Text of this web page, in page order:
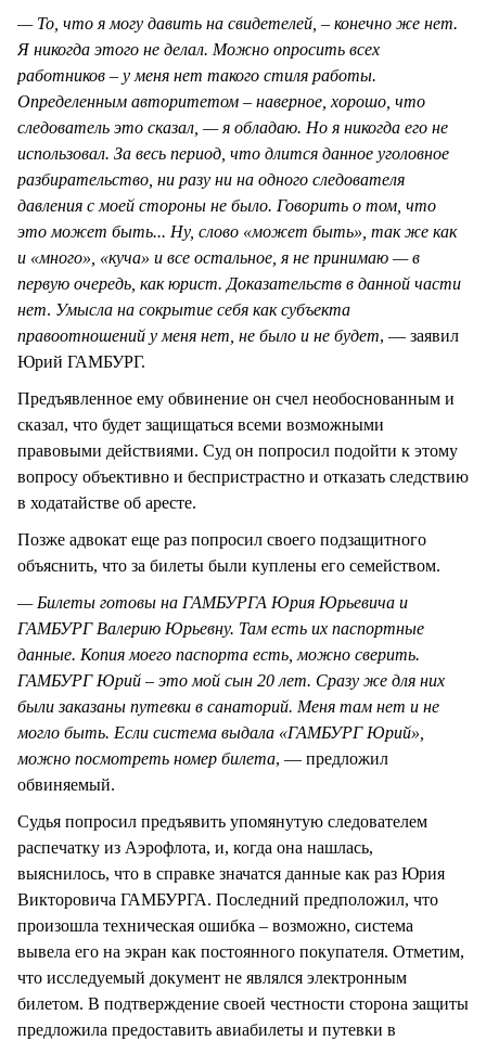
— То, что я могу давить на свидетелей, – конечно же нет.
Я никогда этого не делал. Можно опросить всех
работников – у меня нет такого стиля работы.
Определенным авторитетом – наверное, хорошо, что
следователь это сказал, — я обладаю. Но я никогда его не
использовал. За весь период, что длится данное уголовное
разбирательство, ни разу ни на одного следователя
давления с моей стороны не было. Говорить о том, что
это может быть... Ну, слово «может быть», так же как
и «много», «куча» и все остальное, я не принимаю — в
первую очередь, как юрист. Доказательств в данной части
нет. Умысла на сокрытие себя как субъекта
правоотношений у меня нет, не было и не будет, — заявил
Юрий ГАМБУРГ.
Предъявленное ему обвинение он счел необоснованным и
сказал, что будет защищаться всеми возможными
правовыми действиями. Суд он попросил подойти к этому
вопросу объективно и беспристрастно и отказать следствию
в ходатайстве об аресте.
Позже адвокат еще раз попросил своего подзащитного
объяснить, что за билеты были куплены его семейством.
— Билеты готовы на ГАМБУРГА Юрия Юрьевича и
ГАМБУРГ Валерию Юрьевну. Там есть их паспортные
данные. Копия моего паспорта есть, можно сверить.
ГАМБУРГ Юрий – это мой сын 20 лет. Сразу же для них
были заказаны путевки в санаторий. Меня там нет и не
могло быть. Если система выдала «ГАМБУРГ Юрий»,
можно посмотреть номер билета, — предложил
обвиняемый.
Судья попросил предъявить упомянутую следователем
распечатку из Аэрофлота, и, когда она нашлась,
выяснилось, что в справке значатся данные как раз Юрия
Викторовича ГАМБУРГА. Последний предположил, что
произошла техническая ошибка – возможно, система
вывела его на экран как постоянного покупателя. Отметим,
что исследуемый документ не являлся электронным
билетом. В подтверждение своей честности сторона защиты
предложила предоставить авиабилеты и путевки в